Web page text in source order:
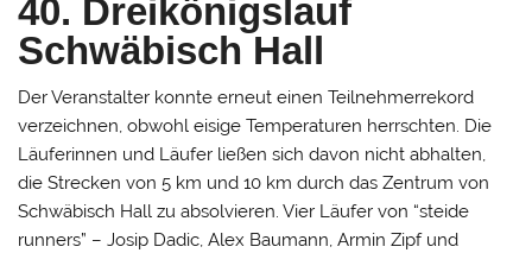
40. Dreikönigslauf
Schwäbisch Hall
Der Veranstalter konnte erneut einen Teilnehmerrekord
verzeichnen, obwohl eisige Temperaturen herrschten. Die
Läuferinnen und Läufer ließen sich davon nicht abhalten,
die Strecken von 5 km und 10 km durch das Zentrum von
Schwäbisch Hall zu absolvieren. Vier Läufer von “steide
runners” – Josip Dadic, Alex Baumann, Armin Zipf und